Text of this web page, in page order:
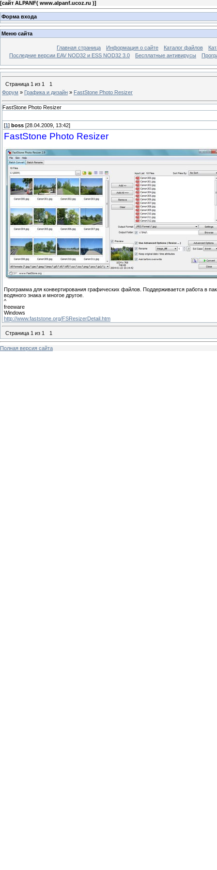
[сайт ALPANF( www.alpanf.ucoz.ru )]
Форма входа
Меню сайта
Главная страница Информация о сайте Каталог файлов
Последние версии EAV NOD32 и ESS NOD32 3.0
Бесплатные антивирусы
Страница 1 из 1
1
Форум » Графика и дизайн » FastStone Photo Resizer
FastStone Photo Resizer
[1 ] boss [28.04.2009, 13:42]
FastStone Photo Resizer
Программа для конвертирования графических файлов. Поддерживается работа в
водяного знака и многое другое.
^
freeware
Windows
http://www.faststone.org/FSResizerDetail.htm
Страница 1 из 1 1
Полная версия сайта